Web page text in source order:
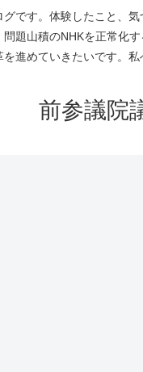
です。体験したこと、
題山積のNHKを正常化
を進めていきたいです
前参議院